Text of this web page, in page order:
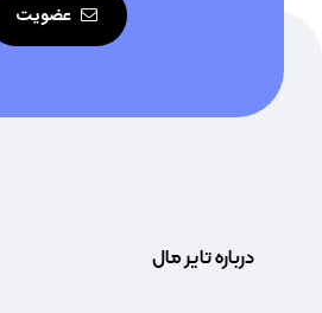
عضویت
درباره تایر مال